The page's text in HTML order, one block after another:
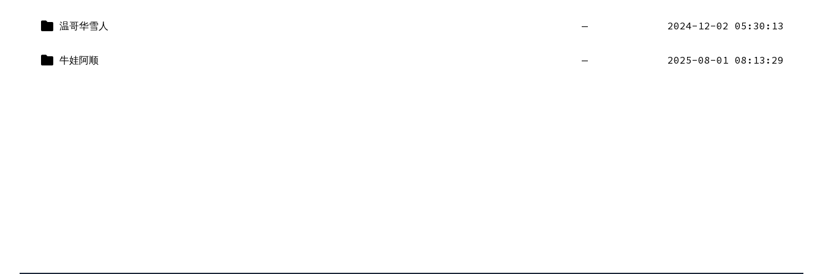
温哥华雪人 — 2024-12-02 05:30:13
牛娃阿顺 — 2025-08-01 08:13:29